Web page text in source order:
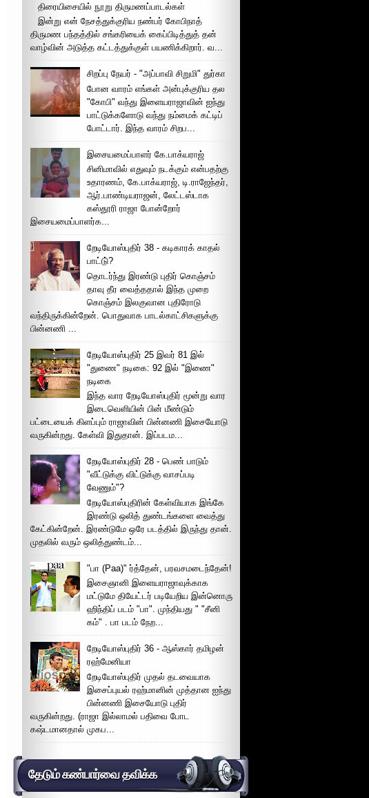
திரையிசையில் நூறு திருமணப்பாடல்கள்
இன்று என் நேசத்துக்குரிய நண்பர் கோபிநாத்
திருமண பந்தத்தில் சங்கரியைக் கைப்பிடித்துத் தன்
வாழ்வின் அடுத்த கட்டத்துக்குள் பயணிக்கிறார். வ...
சிறப்பு நேயர் - "அப்பாவி சிறுமி" துர்கா
போன வாரம் எங்கள் அன்புக்குரிய தல
"கோபி" வந்து இளையராஜாவின் ஐந்து
பாட்டுக்களோடு வந்து நம்மைக் கட்டிப்
போட்டார். இந்த வாரம் சிறப...
இசையமைப்பாளர் கே.பாக்யராஜ்
சினிமாவில் எதுவும் நடக்கும் என்பதற்கு
உதாரணம், கே.பாக்யராஜ், டி.ராஜேந்தர்,
ஆர்.பாண்டியராஜன், லேட்டஸ்டாக
கஸ்தூரி ராஜா போன்றோர்
இசையமைப்பாளர்க...
றேடியோஸ்புதிர் 38 - கடிகாரக் காதல்
பாட்டு்?
தொடர்ந்து இரண்டு புதிர் கொஞ்சம்
தாவு தீர வைத்ததால் இந்த முறை
கொஞ்சம் இலகுவான புதிரோடு
வந்திருக்கின்றேன். பொதுவாக பாடல்காட்சிகளுக்கு
பின்னணி ...
றேடியோஸ்புதிர் 25 இவர் 81 இல்
"துணை" நடிகை: 92 இல் "இணை"
நடிகை
இந்த வார றேடியோஸ்புதிர் மூன்று வார
இடைவெளியின் பின் மீண்டும்
பட்டையைக் கிளப்பும் ராஜாவின் பின்னணி இசையோடு
வருகின்றது. கேள்வி இதுதான். இப்படம...
றேடியோஸ்புதிர் 28 - பெண் பாடும்
"வீட்டுக்கு விட்டுக்கு வாசப்படி
வேணும்"?
றேடியோஸ்புதிரின் கேள்வியாக இங்கே
இரண்டு ஒலித் துண்டங்களை வைத்து
கேட்கின்றேன். இரண்டுமே ஒரே படத்தில் இருந்து தான்.
முதலில் வரும் ஒலித்துண்டம்...
"பா (Paa)" ர்த்தேன், பரவசமடைந்தேன்!
இசைஞானி இளையராஜாவுக்காக
மட்டுமே தியேட்டர் படியேறிய இன்னொரு
ஹிந்திப் படம் "பா". முந்தியது " "சீனி
கம்" . பா படம் நேற...
றேடியோஸ்புதிர் 36 - ஆஸ்கார் தமிழன்
ரஹ்மேனியா
றேடியோஸ்புதிர் முதல் தடவையாக
இசைப்புயல் ரஹ்மானின் முத்தான ஐந்து
பின்னணி இசையோடு புதிர்
வருகின்றது. (ராஜா இல்லாமல் பதிவை போட
கஷ்டமானதால் முகப...
தேடும் கண்பார்வை தவிக்க